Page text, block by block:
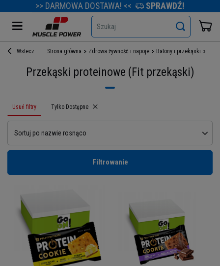
>> DARMOWA DOSTAWA! << SPRAWDŹ!
Szukaj
Wstecz Strona główna Zdrowa żywność i napoje Batony i przekąski
Przekąski proteinowe (Fit przekąski)
Usuń filtry Usuń filtr
Tylko Dostępne
Sortuj po nazwie rosnąco
Filtrowanie